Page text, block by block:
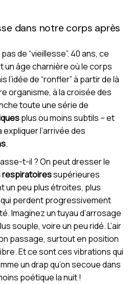
dans notre corps après
de “vieillesse”. 40 ans, ce
un âge charnière où le corps
l’idée de “ronfler” à partir de là
organisme, à la croisée des
toute une série de
plus ou moins subtils – et
l’arrivée des
.
t-il ? On peut dresser le
respiratoiressupérieures
un peu plus étroites, plus
perdent progressivement
Imaginez un tuyau d’arrosage
souple, voire un peu ridé. L’air
passage, surtout en position
Et ce sont ces vibrations qui
un drap qu’on secoue dans
poétique la nuit !